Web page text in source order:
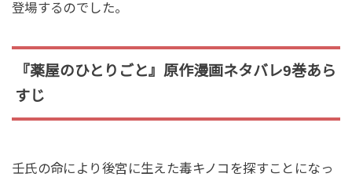
登場するのでした。
『薬屋のひとりごと』原作漫画ネタバレ9巻あら
すじ
壬氏の命により後宮に生えた毒キノコを探すことになっ